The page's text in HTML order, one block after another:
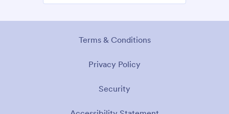
Terms & Conditions
Privacy Policy
Security